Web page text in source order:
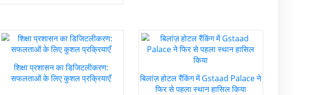
शिक्षा प्रशासन का डिजिटलीकरण:
सफलताओं के लिए कुशल प्रक्रियाएँ
बिलांज़ होटल रैंकिंग में Gstaad Palace ने
फिर से पहला स्थान हासिल किया